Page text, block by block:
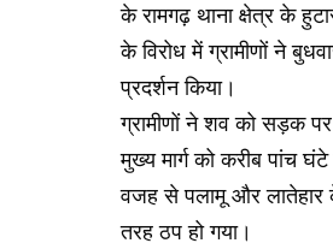
के रामगढ़ थाना क्षेत्र के
के विरोध में ग्रामीणों ने
प्रदर्शन किया।
ग्रामीणों ने शव को सड़क
मुख्य मार्ग को करीब पांच
वजह से पलामू और लातेहार
तरह ठप हो गया।